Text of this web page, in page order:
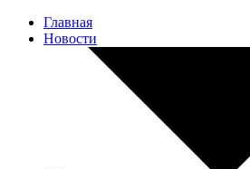
Главная
Новости